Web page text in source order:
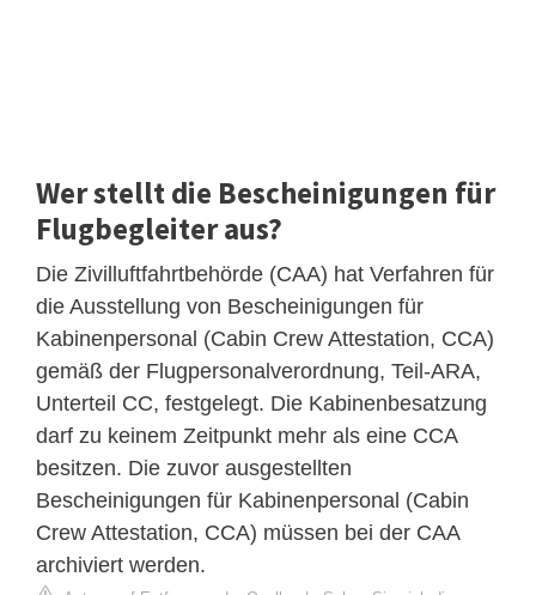
Wer stellt die Bescheinigungen für
Flugbegleiter aus?
Die Zivilluftfahrtbehörde (CAA) hat Verfahren für
die Ausstellung von Bescheinigungen für
Kabinenpersonal (Cabin Crew Attestation, CCA)
gemäß der Flugpersonalverordnung, Teil-ARA,
Unterteil CC, festgelegt. Die Kabinenbesatzung
darf zu keinem Zeitpunkt mehr als eine CCA
besitzen. Die zuvor ausgestellten
Bescheinigungen für Kabinenpersonal (Cabin
Crew Attestation, CCA) müssen bei der CAA
archiviert werden.